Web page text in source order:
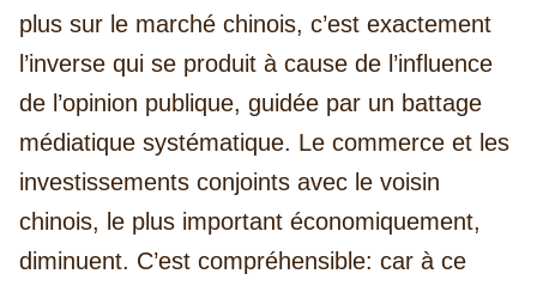
plus sur le marché chinois, c’est exactement
l’inverse qui se produit à cause de l’influence
de l’opinion publique, guidée par un battage
médiatique systématique. Le commerce et les
investissements conjoints avec le voisin
chinois, le plus important économiquement,
diminuent. C’est compréhensible: car à ce